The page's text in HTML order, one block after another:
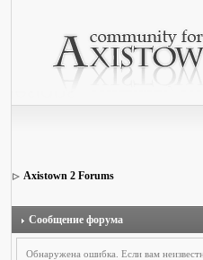
Axistown 2 Forums
Сообщение форума
Обнаружена ошибка. Если вам